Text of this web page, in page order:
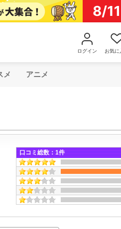
ログイン お気に
メ アニメ
口コミ総数：1件